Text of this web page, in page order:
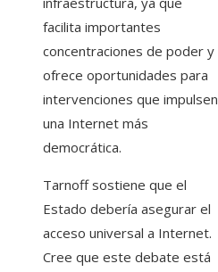
facilita importantes
concentraciones de poder y
ofrece oportunidades para
intervenciones que impulsen
una Internet más
democrática.
Tarnoff sostiene que el
Estado debería asegurar el
acceso universal a Internet.
Cree que este debate está